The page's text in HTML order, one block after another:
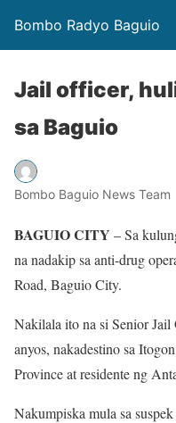
Bombo Radyo Baguio
Jail officer,
sa Baguio
Bombo Baguio News Team
BAGUIO CITY – Sa
na nadakip sa anti-drug
Road, Baguio City.
Nakilala ito na si Senior
anyos, nakadestino sa
Province at residente ng
Nakumpiska mula sa